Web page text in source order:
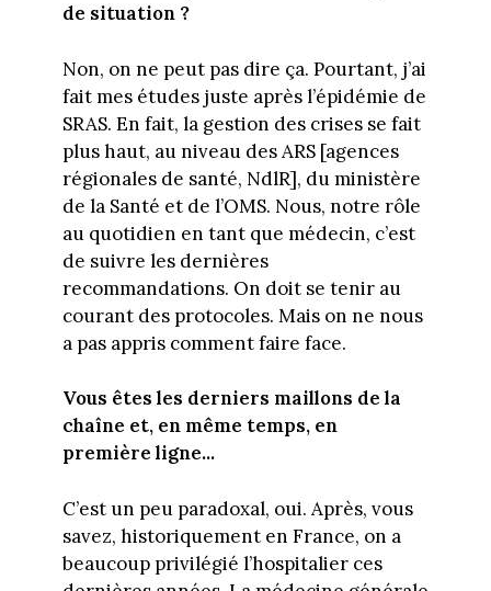
de situation ?
Non, on ne peut pas dire ça. Pourtant, j’ai
fait mes études juste après l’épidémie de
SRAS. En fait, la gestion des crises se fait
plus haut, au niveau des ARS [agences
régionales de santé, NdlR], du ministère
de la Santé et de l’OMS. Nous, notre rôle
au quotidien en tant que médecin, c’est
de suivre les dernières
recommandations. On doit se tenir au
courant des protocoles. Mais on ne nous
a pas appris comment faire face.
Vous êtes les derniers maillons de la
chaîne et, en même temps, en
première ligne...
C’est un peu paradoxal, oui. Après, vous
savez, historiquement en France, on a
beaucoup privilégié l’hospitalier ces